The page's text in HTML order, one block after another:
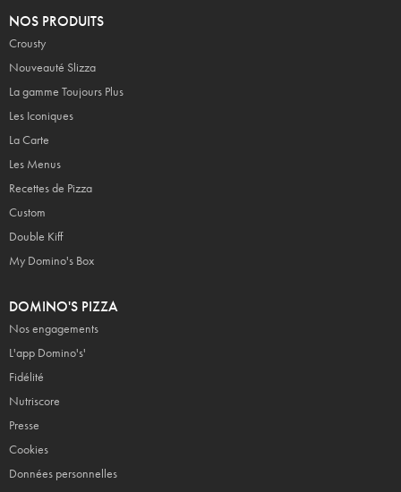
NOS PRODUITS
Crousty
Nouveauté Slizza
La gamme Toujours Plus
Les Iconiques
La Carte
Les Menus
Recettes de Pizza
Custom
Double Kiff
My Domino's Box
DOMINO'S PIZZA
Nos engagements
L'app Domino's'
Fidélité
Nutriscore
Presse
Cookies
Données personnelles